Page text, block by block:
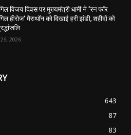
विजय दिवस पर मुख्यमंत्री धामी ने ‘रन फॉर
हीरोज’ मैराथॉन को दिखाई हरी झंडी, शहीदों को
2026
643
87
83